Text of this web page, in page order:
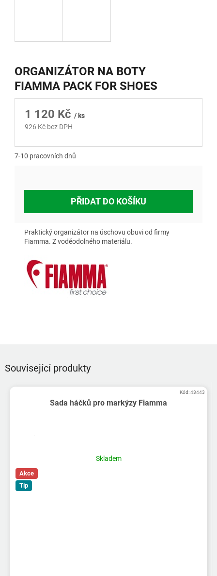
ORGANIZÁTOR NA BOTY
FIAMMA PACK FOR SHOES
1 120 Kč / ks
926 Kč bez DPH
7-10 pracovních dnů
PŘIDAT DO KOŠÍKU
Praktický organizátor na úschovu obuvi od firmy
Fiamma. Z voděodolného materiálu.
Související produkty
Sada háčků pro markýzy Fiamma
Skladem
Akce
Tip
Kód:43443